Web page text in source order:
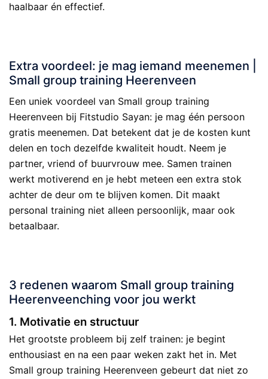
haalbaar én effectief.
Extra voordeel: je mag iemand meenemen |
Small group training Heerenveen
Een uniek voordeel van Small group training
Heerenveen bij Fitstudio Sayan: je mag één persoon
gratis meenemen. Dat betekent dat je de kosten kunt
delen en toch dezelfde kwaliteit houdt. Neem je
partner, vriend of buurvrouw mee. Samen trainen
werkt motiverend en je hebt meteen een extra stok
achter de deur om te blijven komen. Dit maakt
personal training niet alleen persoonlijk, maar ook
betaalbaar.
3 redenen waarom Small group training
Heerenveenching voor jou werkt
1. Motivatie en structuur
Het grootste probleem bij zelf trainen: je begint
enthousiast en na een paar weken zakt het in. Met
Small group training Heerenveen gebeurt dat niet zo